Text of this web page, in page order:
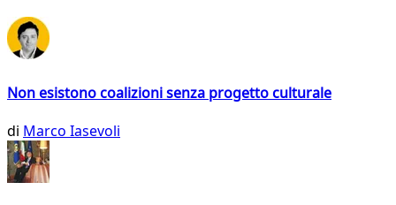
Non esistono coalizioni senza progetto culturale
di Marco Iasevoli